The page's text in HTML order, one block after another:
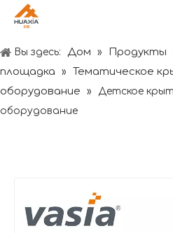
Вы здесь: Дом » Продукты
площадка
»
Тематическое
оборудование
»
Детское
оборудование